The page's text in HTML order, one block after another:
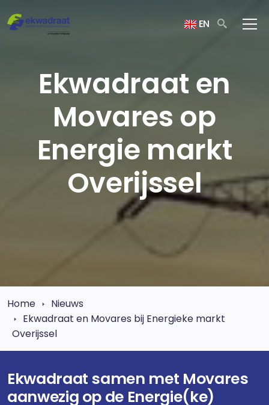
EN
Ekwadraat en
Movares op
Energie markt
Overijssel
Home
Nieuws
Ekwadraat en Movares bij Energieke markt
Overijssel
Ekwadraat samen met Movares
aanwezig op de Energie(ke)